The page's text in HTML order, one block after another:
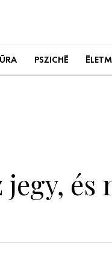
PSZICHÉ